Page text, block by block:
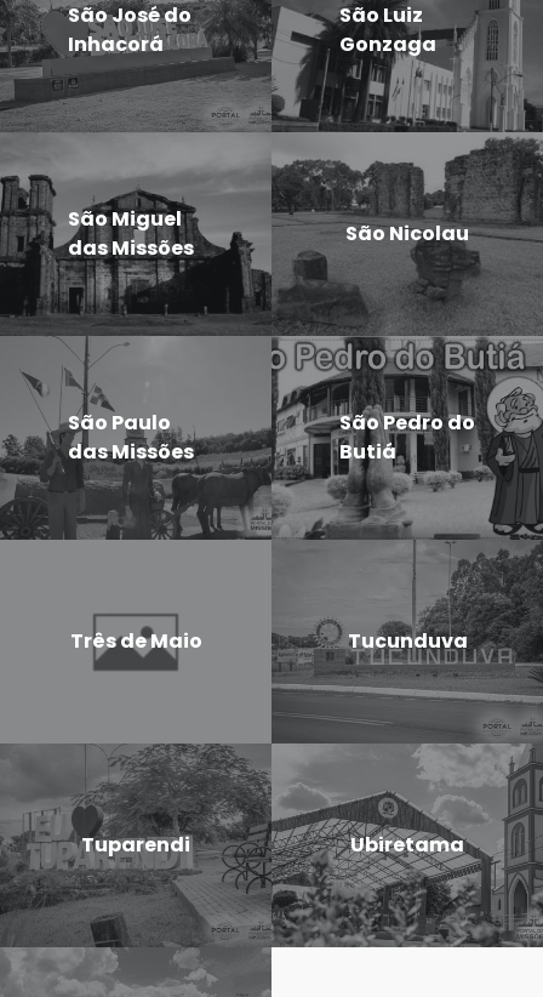
São José do
Inhacorá
São Luiz
Gonzaga
São Miguel
das Missões
São Nicolau
São Paulo
das Missões
São Pedro do
Butiá
Três de Maio Tucunduva
Tuparendi Ubiretama